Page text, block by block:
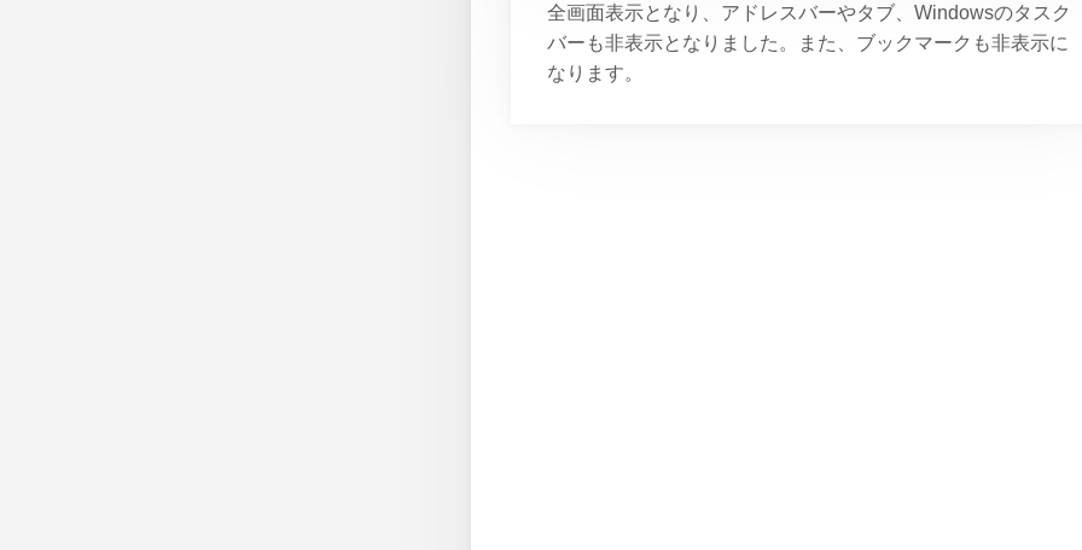
全画面表示となり、アドレスバーやタブ、Windowsのタスク
バーも非表示となりました。また、ブックマークも非表示に
なります。